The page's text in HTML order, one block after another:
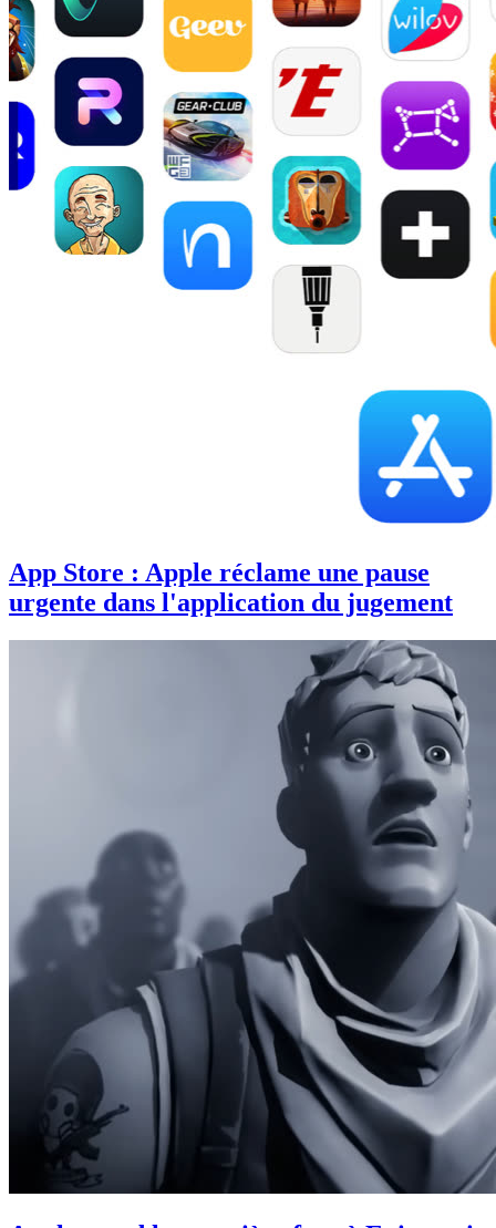
App Store : Apple réclame une pause
urgente dans l'application du jugement